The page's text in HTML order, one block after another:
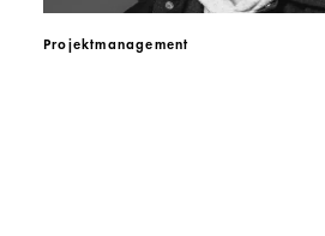
Projektmanagement